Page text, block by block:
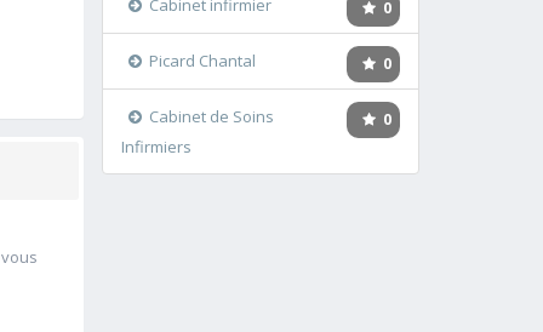
0
Cabinet infirmier
0
Picard Chantal
0
Cabinet de Soins
Infirmiers